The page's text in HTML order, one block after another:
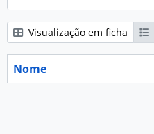
Visualização em ficha
Nome